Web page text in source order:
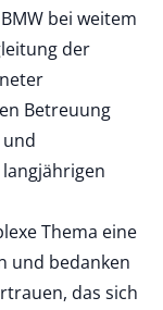
bei weitem
der
Betreuung
Thema eine
und bedanken
das sich